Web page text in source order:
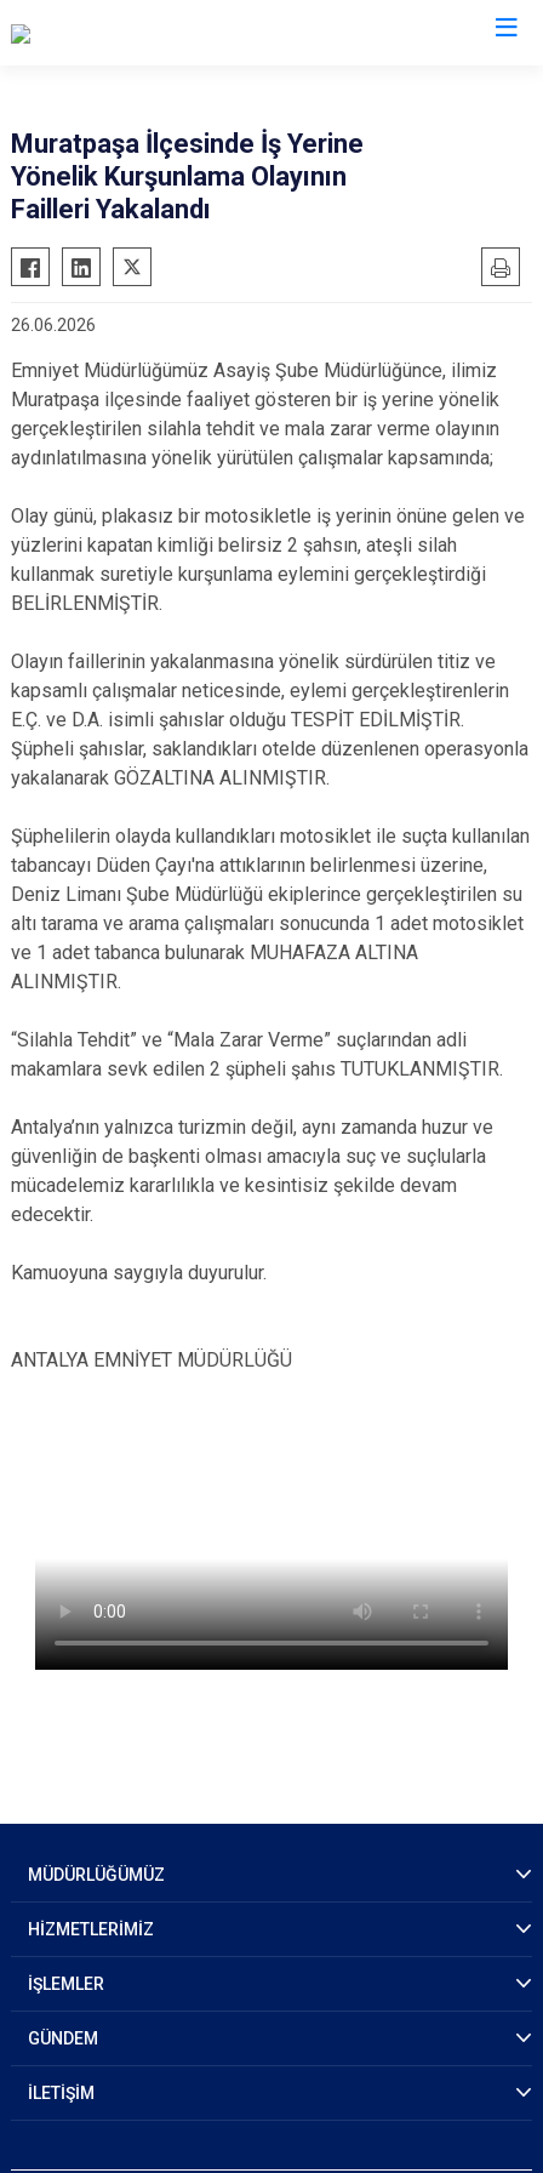
Muratpaşa İlçesinde İş Yerine
Yönelik Kurşunlama Olayının
Failleri Yakalandı
26.06.2026
Emniyet Müdürlüğümüz Asayiş Şube Müdürlüğünce, ilimiz
Muratpaşa ilçesinde faaliyet gösteren bir iş yerine yönelik
gerçekleştirilen silahla tehdit ve mala zarar verme olayının
aydınlatılmasına yönelik yürütülen çalışmalar kapsamında;
Olay günü, plakasız bir motosikletle iş yerinin önüne gelen ve
yüzlerini kapatan kimliği belirsiz 2 şahsın, ateşli silah
kullanmak suretiyle kurşunlama eylemini gerçekleştirdiği
BELİRLENMİŞTİR.
Olayın faillerinin yakalanmasına yönelik sürdürülen titiz ve
kapsamlı çalışmalar neticesinde, eylemi gerçekleştirenlerin
E.Ç. ve D.A. isimli şahıslar olduğu TESPİT EDİLMİŞTİR.
Şüpheli şahıslar, saklandıkları otelde düzenlenen operasyonla
yakalanarak GÖZALTINA ALINMIŞTIR.
Şüphelilerin olayda kullandıkları motosiklet ile suçta kullanılan
tabancayı Düden Çayı'na attıklarının belirlenmesi üzerine,
Deniz Limanı Şube Müdürlüğü ekiplerince gerçekleştirilen su
altı tarama ve arama çalışmaları sonucunda 1 adet motosiklet
ve 1 adet tabanca bulunarak MUHAFAZA ALTINA
ALINMIŞTIR.
“Silahla Tehdit” ve “Mala Zarar Verme” suçlarından adli
makamlara sevk edilen 2 şüpheli şahıs TUTUKLANMIŞTIR.
Antalya’nın yalnızca turizmin değil, aynı zamanda huzur ve
güvenliğin de başkenti olması amacıyla suç ve suçlularla
mücadelemiz kararlılıkla ve kesintisiz şekilde devam
edecektir.
Kamuoyuna saygıyla duyurulur.
ANTALYA EMNİYET MÜDÜRLÜĞÜ
MÜDÜRLÜĞÜMÜZ
HİZMETLERİMİZ
İŞLEMLER
GÜNDEM
İLETİŞİM